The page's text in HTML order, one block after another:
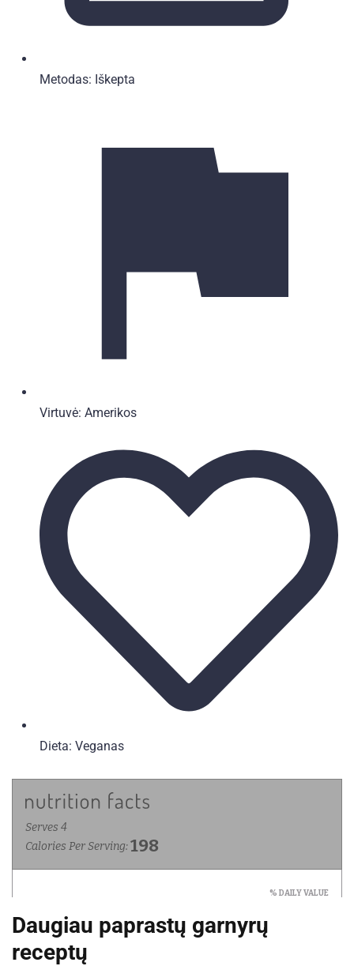
Metodas: Iškepta
Virtuvė: Amerikos
Dieta: Veganas
Daugiau paprastų garnyrų
receptų